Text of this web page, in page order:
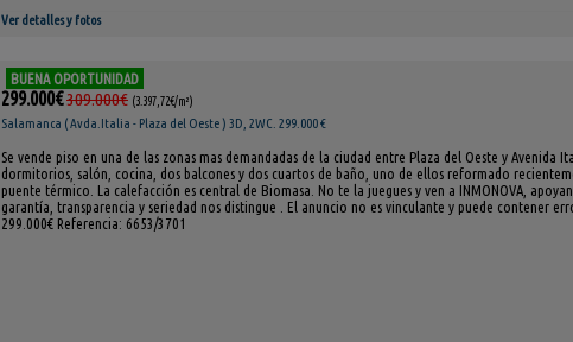
Ver detalles y fotos
BUENA OPORTUNIDAD
299.000€309.000€ (3.397,72€/m²)
Salamanca ( Avda.Italia - Plaza del Oeste ) 3D, 2WC. 299.000 €
Se vende piso en una de las zonas mas demandadas de la ciudad entre Plaza del Oeste y
dormitorios, salón, cocina, dos balcones y dos cuartos de baño, uno de ellos reformado
puente térmico. La calefacción es central de Biomasa. No te la juegues y ven a INMONOVA,
garantía, transparencia y seriedad nos distingue . El anuncio no es vinculante y puede contener
299.000€ Referencia: 6653/3701